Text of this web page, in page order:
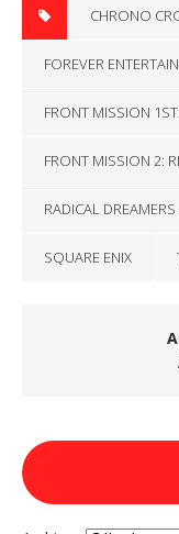
CHRONO
FOREVER
FRONT MISSION
FRONT MISSION 2:
RADICAL
SQUARE ENIX